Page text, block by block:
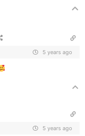
5 years ago
5 years ago